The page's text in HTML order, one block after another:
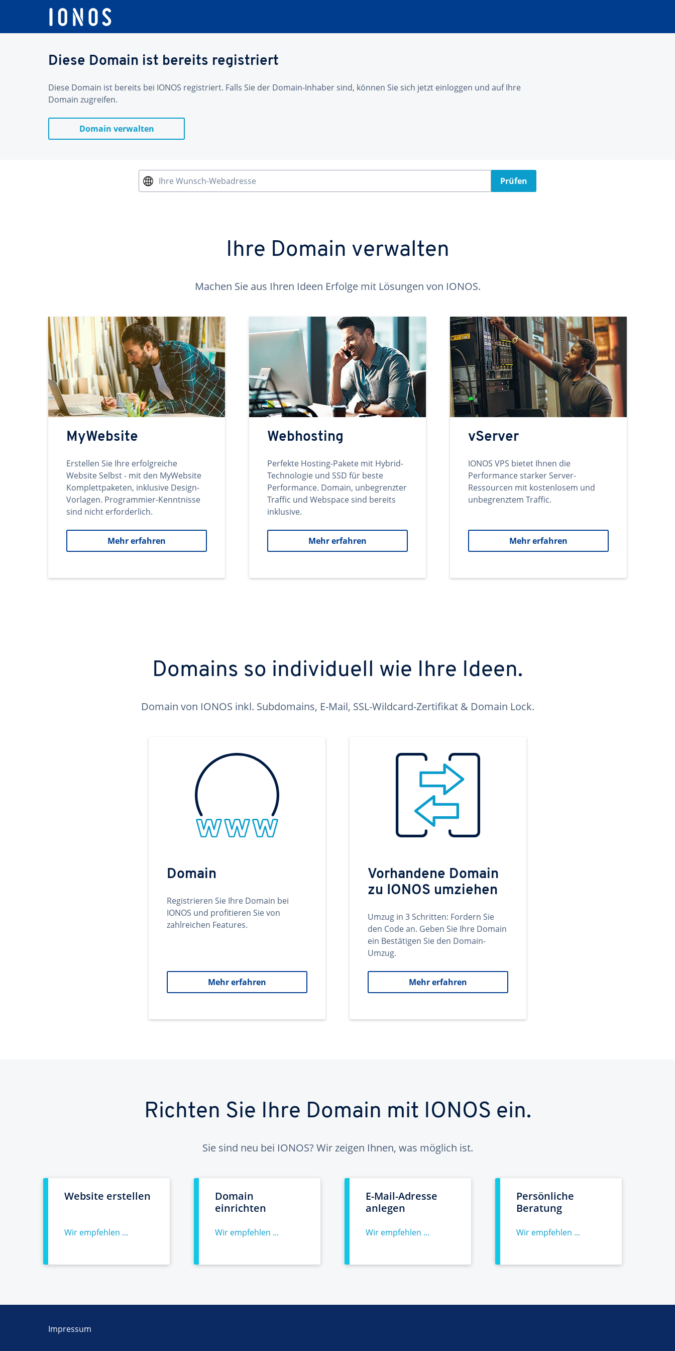
Diese Domain ist bereits registriert
Diese Domain ist bereits bei IONOS registriert. Falls Sie der Domain-Inhaber sind, können Sie sich jetzt einloggen und auf Ihre
Domain zugreifen.
Domain verwalten
Ihre Wunsch-Webadresse Prüfen
Ihre Domain verwalten
Machen Sie aus Ihren Ideen Erfolge mit Lösungen von IONOS.
MyWebsite
Erstellen Sie Ihre erfolgreiche
Website Selbst - mit den MyWebsite
Komplettpaketen, inklusive Design-
Vorlagen. Programmier-Kenntnisse
sind nicht erforderlich.
Mehr erfahren
Webhosting
Perfekte Hosting-Pakete mit Hybrid-
Technologie und SSD für beste
Performance. Domain, unbegrenzter
Traffic und Webspace sind bereits
inklusive.
Mehr erfahren
vServer
IONOS VPS bietet Ihnen die
Performance starker Server-
Ressourcen mit kostenlosem und
unbegrenztem Traffic.
Mehr erfahren
Domains so individuell wie Ihre Ideen.
Domain von IONOS inkl. Subdomains, E-Mail, SSL-Wildcard-Zertifikat & Domain Lock.
Domain
Registrieren Sie Ihre Domain bei
IONOS und profitieren Sie von
zahlreichen Features.
Mehr erfahren
Vorhandene Domain
zu IONOS umziehen
Umzug in 3 Schritten: Fordern Sie
den Code an. Geben Sie Ihre Domain
ein Bestätigen Sie den Domain-
Umzug.
Mehr erfahren
Richten Sie Ihre Domain mit IONOS ein.
Sie sind neu bei IONOS? Wir zeigen Ihnen, was möglich ist.
Website erstellen
Wir empfehlen ...
Domain
einrichten
Wir empfehlen ...
E-Mail-Adresse
anlegen
Wir empfehlen ...
Persönliche
Beratung
Wir empfehlen ...
Impressum